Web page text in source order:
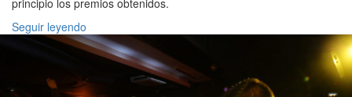
principio los premios obtenidos.
Seguir leyendo